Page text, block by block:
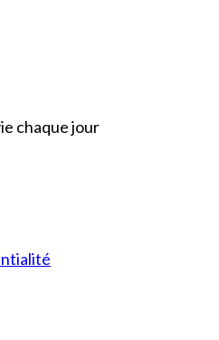
chaque jour